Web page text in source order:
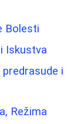
Bolesti
Iskustva
i
Režima